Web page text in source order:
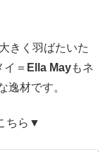
きく羽ばたいた
イ＝ Ella Mayもネ
逸材です。
ちら▼